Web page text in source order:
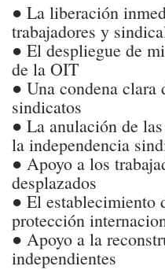
● La liberación
trabajadores y
● El despliegue de
de la OIT
● Una condena clara
sindicatos
● La anulación de
la independencia
● Apoyo a los
desplazados
● El establecimiento
protección
● Apoyo a la
independientes